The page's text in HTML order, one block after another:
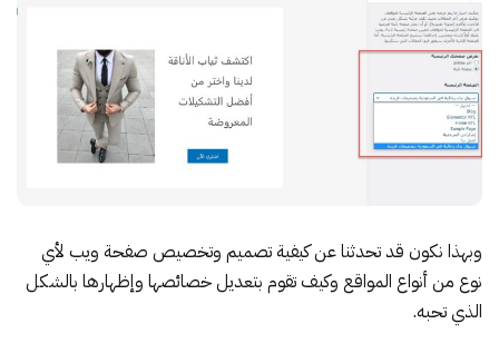
وبهذا نكون قد تحدثنا عن كيفية تصميم وتخصيص صفحة ويب لأي
نوع من أنواع المواقع وكيف تقوم بتعديل خصائصها وإظهارها بالشكل
الذي تحبه.